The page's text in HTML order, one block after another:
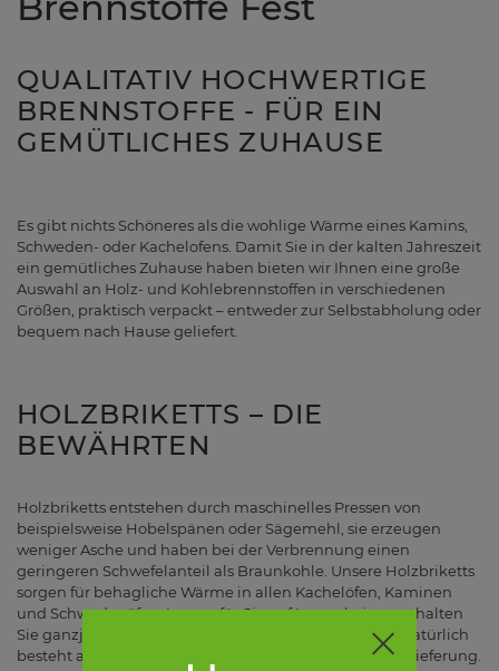
QUALITATIV HOCHWERTIGE
BRENNSTOFFE - FÜR EIN
GEMÜTLICHES ZUHAUSE
Es gibt nichts Schöneres als die wohlige Wärme eines Kamins,
Schweden- oder Kachelofens. Damit Sie in der kalten Jahreszeit
ein gemütliches Zuhause haben bieten wir Ihnen eine große
Auswahl an Holz- und Kohlebrennstoffen in verschiedenen
Größen, praktisch verpackt – entweder zur Selbstabholung oder
bequem nach Hause geliefert.
HOLZBRIKETTS – DIE
BEWÄHRTEN
Holzbriketts entstehen durch maschinelles Pressen von
beispielsweise Hobelspänen oder Sägemehl, sie erzeugen
weniger Asche und haben bei der Verbrennung einen
geringeren Schwefelanteil als Braunkohle. Unsere Holzbriketts
sorgen für behagliche Wärme in allen Kachelöfen, Kaminen
und Schwedenöfen. Immer für Sie auf Lager: bei uns erhalten
Sie ganzjährig verschiedene Arten von Holzbriketts - natürlich
besteht auch hier die Möglichkeit der Abholung oder Lieferung.